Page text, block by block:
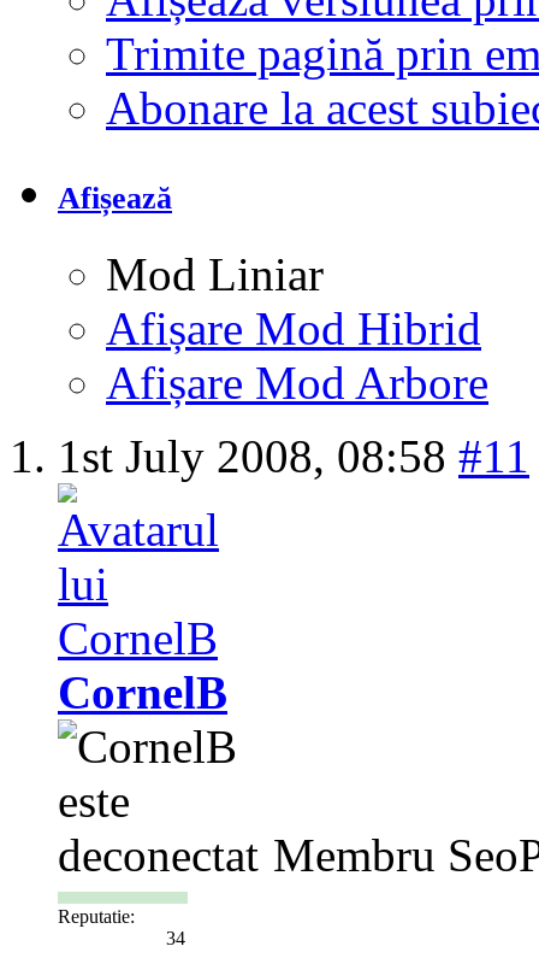
Trimite pagină prin
Abonare la acest
Afișează
Mod Liniar
Afișare Mod Hibrid
Afișare Mod Arbore
1st July 2008, 08:58 #11
CornelB
Membru
Reputatie:
34